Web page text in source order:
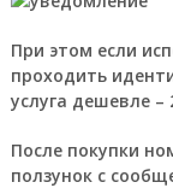
При этом если
проходить
услуга дешевле –
После покупки
ползунок с